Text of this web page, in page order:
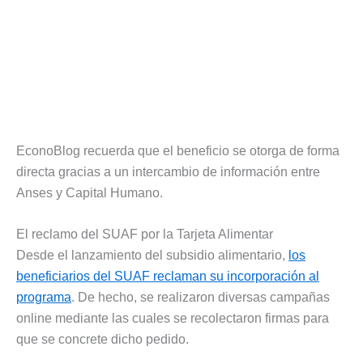
EconoBlog recuerda que el beneficio se otorga de forma
directa gracias a un intercambio de información entre
Anses y Capital Humano.
El reclamo del SUAF por la Tarjeta Alimentar
Desde el lanzamiento del subsidio alimentario, los
beneficiarios del SUAF reclaman su incorporación al
programa. De hecho, se realizaron diversas campañas
online mediante las cuales se recolectaron firmas para
que se concrete dicho pedido.